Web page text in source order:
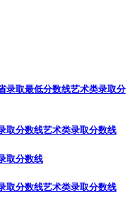
录取最低分数线艺术类录取分
取分数线艺术类录取分数线
取分数线
取分数线艺术类录取分数线